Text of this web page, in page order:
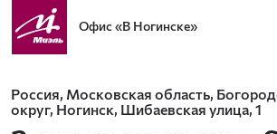
Офис«В Ногинске»
Россия, Московская область,
округ, Ногинск, Шибаевская улица, 1